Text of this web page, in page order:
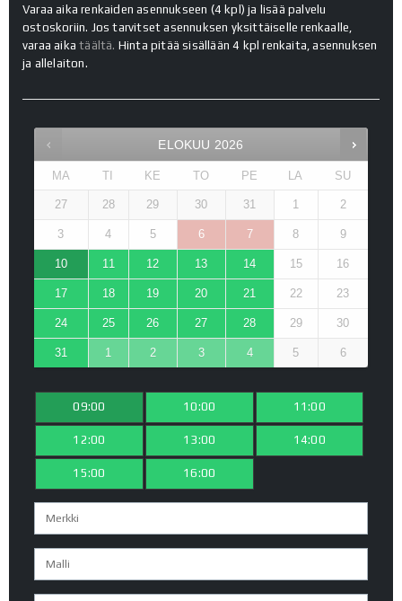
Varaa aika renkaiden asennukseen (4 kpl) ja lisää palvelu
ostoskoriin. Jos tarvitset asennuksen yksittäiselle renkaalle,
varaa aikatäältä. Hinta pitää sisällään 4 kpl renkaita, asennuksen
ja allelaiton.
ELOKUU 2026
MA TI KE TO PE LA SU
27 28 29 30 31 1 2
3 4 5 6 7 8 9
10 11 12 13 14 15 16
17 18 19 20 21 22 23
24 25 26 27 28 29 30
31 1 2 3 4 5 6
09:00 10:00 11:00
12:00 13:00 14:00
15:00 16:00